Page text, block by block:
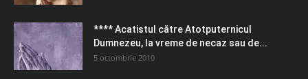
**** Acatistul către Atotputernicul
Dumnezeu, la vreme de necaz sau de...
5 octombrie 2010